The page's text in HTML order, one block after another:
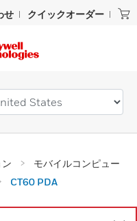
せ クイックオーダー
モバイルコンピュー
CT60 PDA